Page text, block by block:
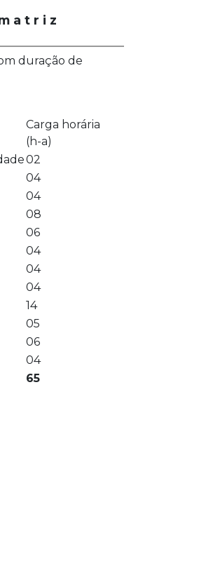
duração de
Carga horária
(h-a)
02
04
04
08
06
04
04
04
14
05
06
04
65